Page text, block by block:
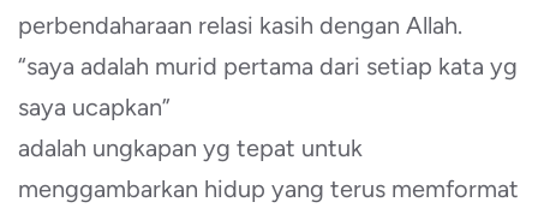
perbendaharaan relasi kasih dengan Allah.
“saya adalah murid pertama dari setiap kata yg
saya ucapkan”
adalah ungkapan yg tepat untuk
menggambarkan hidup yang terus memformat